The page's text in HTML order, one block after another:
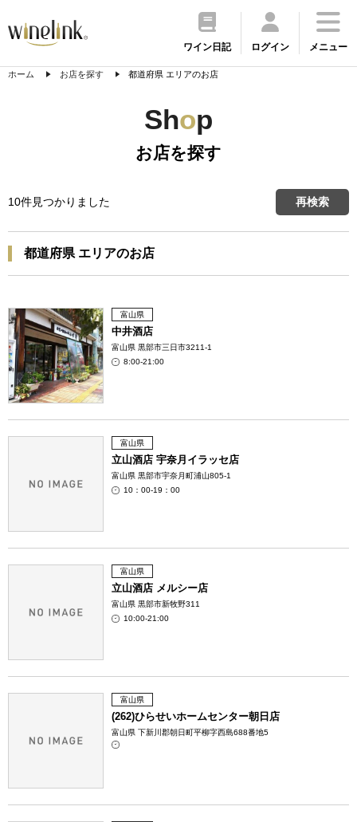
ワイン日記 ログイン メニュー
ホーム お店を探す 都道府県 エリアのお店
Shop
お店を探す
10件見つかりました 再検索
都道府県 エリアのお店
富山県
中井酒店
富山県 黒部市三日市3211-1
8:00-21:00
富山県
立山酒店 宇奈月イラッセ店
富山県 黒部市宇奈月町浦山805-1
10：00-19：00
富山県
立山酒店 メルシー店
富山県 黒部市新牧野311
10:00-21:00
富山県
(262)ひらせいホームセンター朝日店
富山県 下新川郡朝日町平柳字西島688番地5